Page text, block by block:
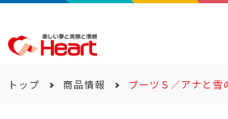
トップ 商品情報 ブーツＳ／アナと雪